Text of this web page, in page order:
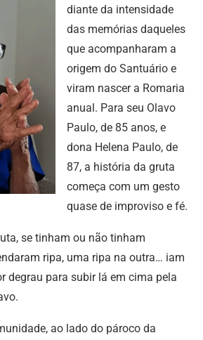
diante da intensidade
das memórias daqueles
que acompanharam a
origem do Santuário e
viram nascer a Romaria
anual. Para seu Olavo
Paulo, de 85 anos, e
dona Helena Paulo, de
87, a história da gruta
começa com um gesto
quase de improviso e fé.
se tinham ou não tinham
ripa, uma ripa na outra… iam
degrau para subir lá em cima pela
ao lado do pároco da